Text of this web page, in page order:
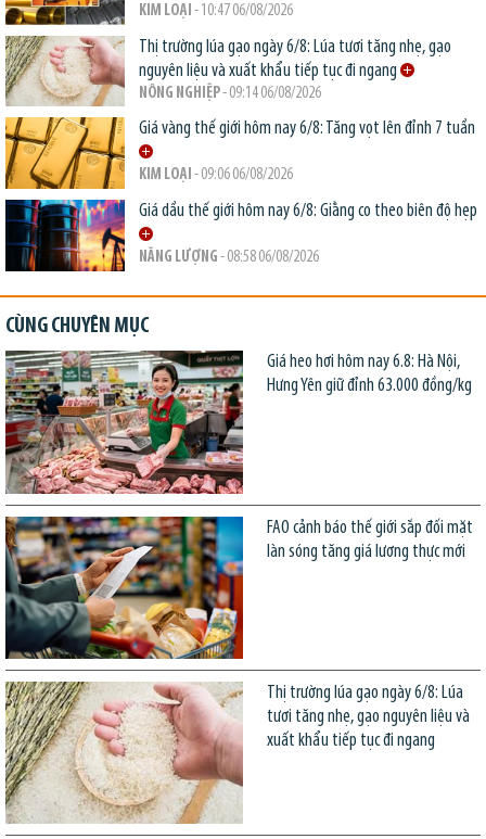
KIM LOẠI - 10:47 06/08/2026
Thị trường lúa gạo ngày 6/8: Lúa tươi tăng nhẹ, gạo
nguyên liệu và xuất khẩu tiếp tục đi ngang
NÔNG NGHIỆP- 09:14 06/08/2026
Giá vàng thế giới hôm nay 6/8: Tăng vọt lên đỉnh 7 tuần
KIM LOẠI - 09:06 06/08/2026
Giá dầu thế giới hôm nay 6/8: Giằng co theo biên độ hẹp
NĂNG LƯỢNG - 08:58 06/08/2026
CÙNG CHUYÊN MỤC
Giá heo hơi hôm nay 6.8: Hà Nội,
Hưng Yên giữ đỉnh 63.000 đồng/kg
FAO cảnh báo thế giới sắp đối mặt
làn sóng tăng giá lương thực mới
Thị trường lúa gạo ngày 6/8: Lúa
tươi tăng nhẹ, gạo nguyên liệu và
xuất khẩu tiếp tục đi ngang